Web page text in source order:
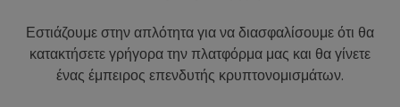
Εστιάζουμε στην απλότητα για να διασφαλίσουμε ότι θα
κατακτήσετε γρήγορα την πλατφόρμα μας και θα γίνετε
ένας έμπειρος επενδυτής κρυπτονομισμάτων.